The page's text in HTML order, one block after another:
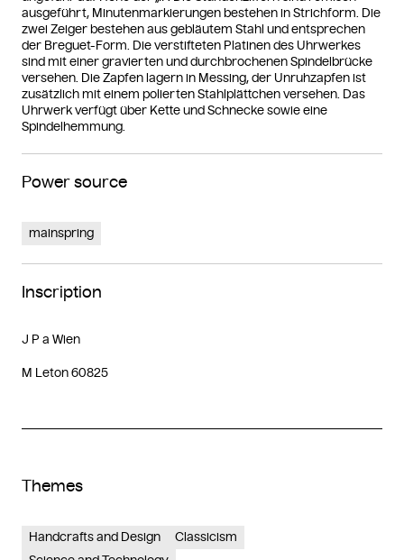
ausgeführt, Minutenmarkierungen bestehen in Strichform. Die
zwei Zeiger bestehen aus gebläutem Stahl und entsprechen
der Breguet-Form. Die verstifteten Platinen des Uhrwerkes
sind mit einer gravierten und durchbrochenen Spindelbrücke
versehen. Die Zapfen lagern in Messing, der Unruhzapfen ist
zusätzlich mit einem polierten Stahlplättchen versehen. Das
Uhrwerk verfügt über Kette und Schnecke sowie eine
Spindelhemmung.
Power source
mainspring
Inscription
J P a Wien
M Leton 60825
Themes
Handcrafts and Design
Classicism